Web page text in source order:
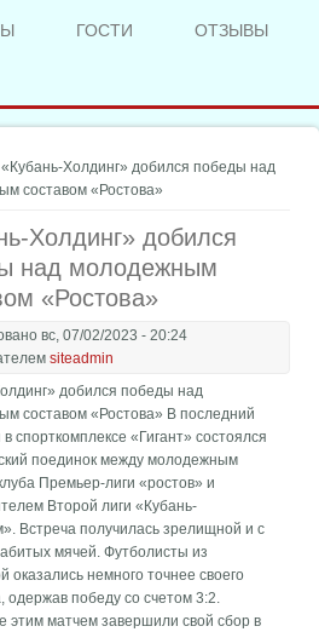
поиска
ГОСТИ ОТЗЫВЫ
Холдинг» добился победы над
составом «Ростова»
Холдинг» добился
над молодежным
«Ростова»
вс, 07/02/2023 - 20:24
siteadmin
добился победы над
составом «Ростова» В последний
спорткомплексе «Гигант» состоялся
поединок между молодежным
Премьер-лиги «ростов» и
Второй лиги «Кубань-
Встреча получилась зрелищной и с
мячей. Футболисты из
оказались немного точнее своего
одержав победу со счетом 3:2.
этим матчем завершили свой сбор в